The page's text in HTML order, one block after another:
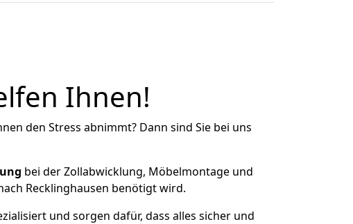
Ihnen!
den Stress abnimmt? Dann sind Sie bei uns
bei der Zollabwicklung, Möbelmontage und
Recklinghausen benötigt wird.
und sorgen dafür, dass alles sicher und